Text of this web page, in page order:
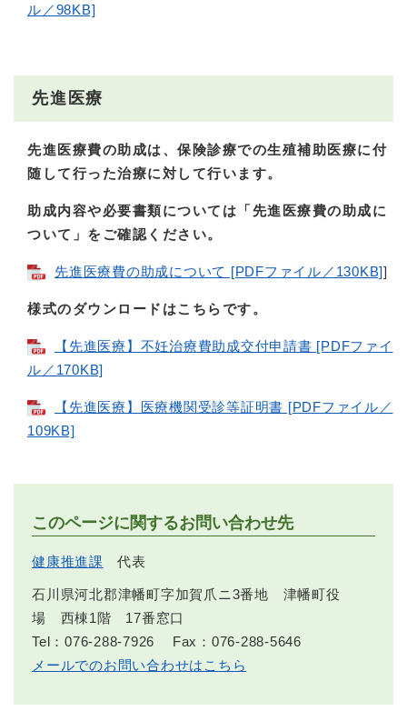
ル／98KB]
先進医療
先進医療費の助成は、保険診療での生殖補助医療に付
随して行った治療に対して行います。
助成内容や必要書類については「先進医療費の助成に
ついて」をご確認ください。
先進医療費の助成について [PDFファイル／130KB]]
様式のダウンロードはこちらです。
【先進医療】不妊治療費助成交付申請書 [PDFファイ
ル／170KB]
【先進医療】医療機関受診等証明書 [PDFファイル／
109KB]
このページに関するお問い合わせ先
健康推進課 代表
石川県河北郡津幡町字加賀爪ニ3番地 津幡町役
場 西棟1階 17番窓口
Tel：076-288-7926
Fax：076-288-5646
メールでのお問い合わせはこちら